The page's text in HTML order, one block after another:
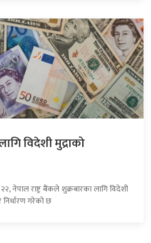
विदेशी मुद्राको
नेपाल राष्ट्र बैंकले शुक्रबारका लागि विदेशी
निर्धारण गरेको छ